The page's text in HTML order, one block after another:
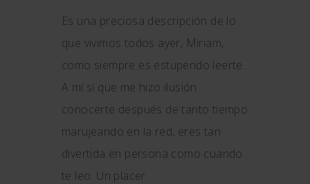
Es una preciosa descripción de lo
que vivimos todos ayer, Miriam,
como siempre es estupendo leerte.
A mí sí que me hizo ilusión
conocerte después de tanto tiempo
marujeando en la red, eres tan
divertida en persona como cuando
te leo. Un placer